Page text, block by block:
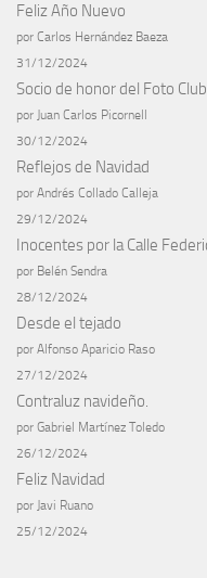
Feliz Año Nuevo
por Carlos Hernández Baeza
31/12/2024
Socio de honor del Foto
por Juan Carlos Picornell
30/12/2024
Reflejos de Navidad
por Andrés Collado Calleja
29/12/2024
Inocentes por la Calle
por Belén Sendra
28/12/2024
Desde el tejado
por Alfonso Aparicio Raso
27/12/2024
Contraluz navideño.
por Gabriel Martínez Toledo
26/12/2024
Feliz Navidad
por Javi Ruano
25/12/2024